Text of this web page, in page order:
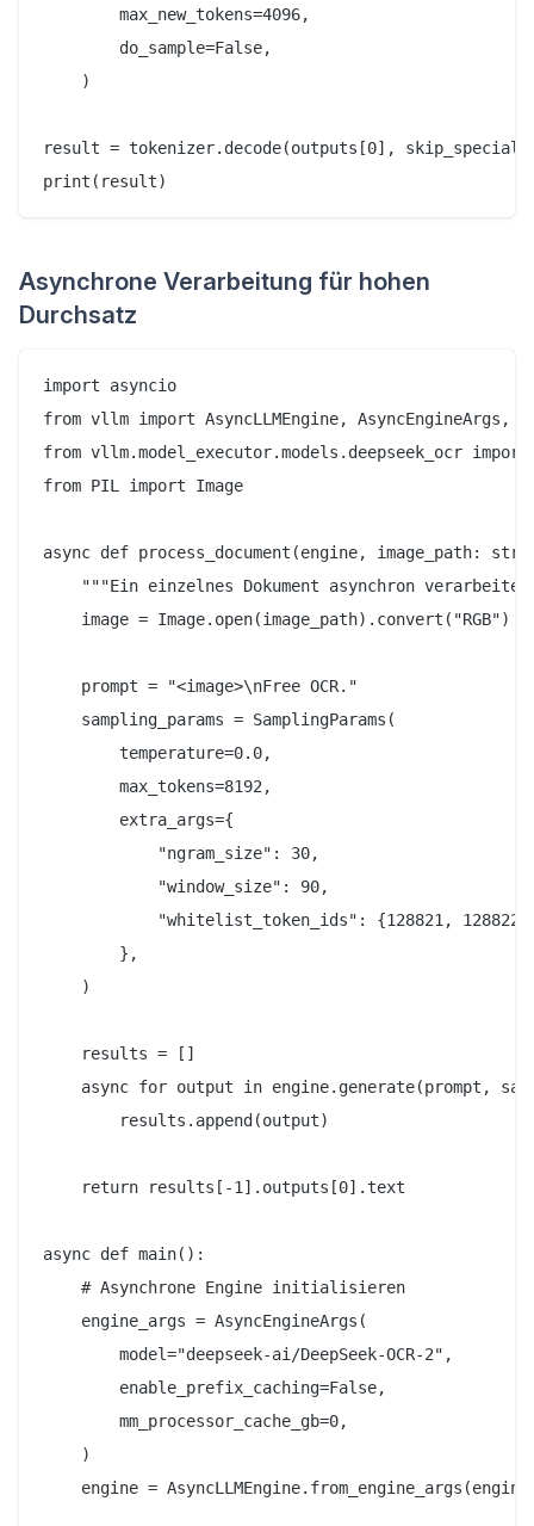
        max_new_tokens=4096,
        do_sample=False,
    )
result = tokenizer.decode(outputs[0],
Asynchrone Verarbeitung für hohen
Durchsatz
import asyncio
from vllm import AsyncLLMEngine, AsyncEngineArgs,
from vllm.model_executor.models.deepseek_ocr import
from PIL import Image
async def process_document(engine, image_path:
"""Ein einzelnes Dokument asynchron
    image = Image.open(image_path).convert("RGB")
    prompt = "<image>\nFree OCR."
    sampling_params = SamplingParams(
        temperature=0.0,
        max_tokens=8192,
        extra_args={
            "ngram_size": 30,
            "window_size": 90,
"whitelist_token_ids": {128821,
        },
    )
    results = []
async for output in engine.generate(prompt,
        results.append(output)
    return results[-1].outputs[0].text
async def main():
    # Asynchrone Engine initialisieren
    engine_args = AsyncEngineArgs(
        model="deepseek-ai/DeepSeek-OCR-2",
        enable_prefix_caching=False,
        mm_processor_cache_gb=0,
    )
engine =